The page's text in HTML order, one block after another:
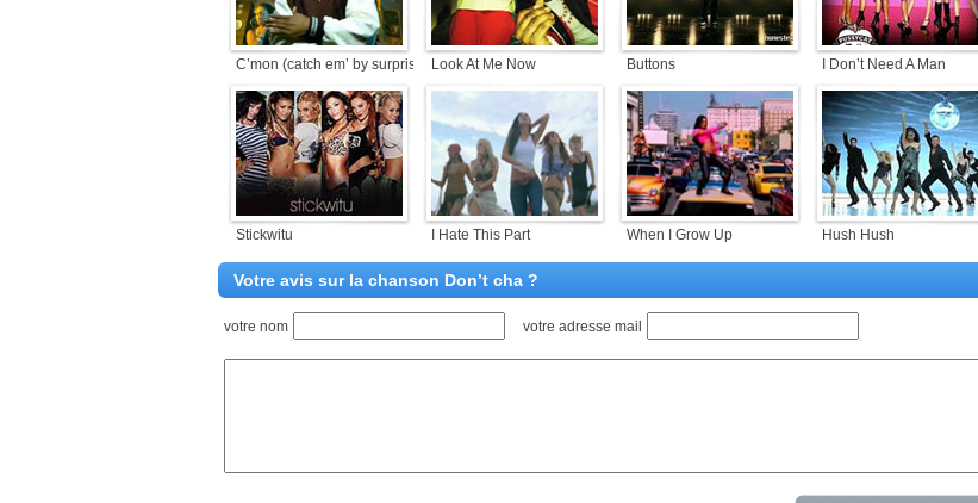
C’mon (catch em’ by surprise...Look At Me Now Buttons I Don’t Need A Man
Stickwitu I Hate This Part When I Grow Up Hush Hush
Votre avis sur la chanson Don’t cha ?
votre nom votre adresse mail